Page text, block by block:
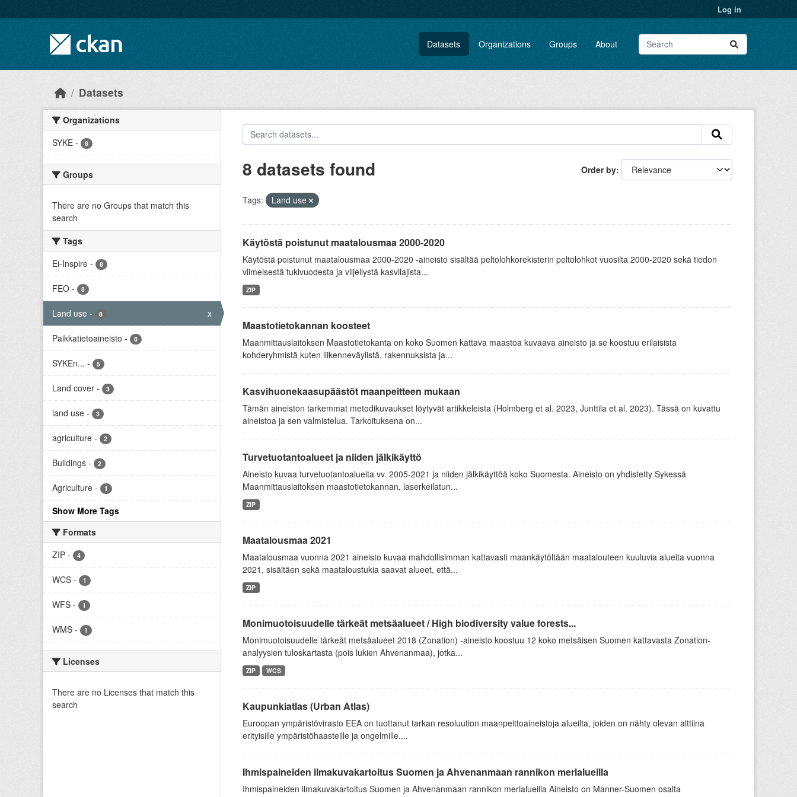
Log in
Datasets Organizations Groups About
Datasets
Organizations
SYKE - 8
Groups
There are no Groups that match this
search
Tags
Ei-Inspire - 8
FEO - 8
Land use - 8 x
Paikkatietoaineisto - 8
SYKEn... - 5
Land cover - 3
land use - 3
agriculture - 2
Buildings - 2
Agriculture - 1
Show More Tags
Formats
ZIP - 4
WCS - 1
WFS - 1
WMS - 1
Licenses
There are no Licenses that match this
search
Order by
8 datasets found
Tags: Land use
Käytöstä poistunut maatalousmaa 2000-2020
Käytöstä poistunut maatalousmaa 2000-2020 -aineisto sisältää peltolohkorekisterin peltolohkot vuosilta 2000-2020 sekä tiedon
viimeisestä tukivuodesta ja viljellystä kasvilajista...
ZIP
Maastotietokannan koosteet
Maanmittauslaitoksen Maastotietokanta on koko Suomen kattava maastoa kuvaava aineisto ja se koostuu erilaisista
kohderyhmistä kuten liikenneväylistä, rakennuksista ja...
Kasvihuonekaasupäästöt maanpeitteen mukaan
Tämän aineiston tarkemmat metodikuvaukset löytyvät artikkeleista (Holmberg et al. 2023, Junttila et al. 2023). Tässä on kuvattu
aineistoa ja sen valmistelua. Tarkoituksena on...
Turvetuotantoalueet ja niiden jälkikäyttö
Aineisto kuvaa turvetuotantoalueita vv. 2005-2021 ja niiden jälkikäyttöä koko Suomesta. Aineisto on yhdistetty Sykessä
Maanmittauslaitoksen maastotietokannan, laserkeilatun...
ZIP
Maatalousmaa 2021
Maatalousmaa vuonna 2021 aineisto kuvaa mahdollisimman kattavasti maankäytöltään maatalouteen kuuluvia alueita vuonna
2021, sisältäen sekä maataloustukia saavat alueet, että...
ZIP
Monimuotoisuudelle tärkeät metsäalueet / High biodiversity value forests...
Monimuotoisuudelle tärkeät metsäalueet 2018 (Zonation) -aineisto koostuu 12 koko metsäisen Suomen kattavasta Zonation-
analyysien tuloskartasta (pois lukien Ahvenanmaa), jotka...
ZIP WCS
Kaupunkiatlas (Urban Atlas)
Euroopan ympäristövirasto EEA on tuottanut tarkan resoluution maanpeittoaineistoja alueilta, joiden on nähty olevan alttiina
erityisille ympäristöhaasteille ja ongelmille....
Ihmispaineiden ilmakuvakartoitus Suomen ja Ahvenanmaan rannikon merialueilla
Ihmispaineiden ilmakuvakartoitus Suomen ja Ahvenanmaan rannikon merialueilla Aineisto on Manner-Suomen osalta